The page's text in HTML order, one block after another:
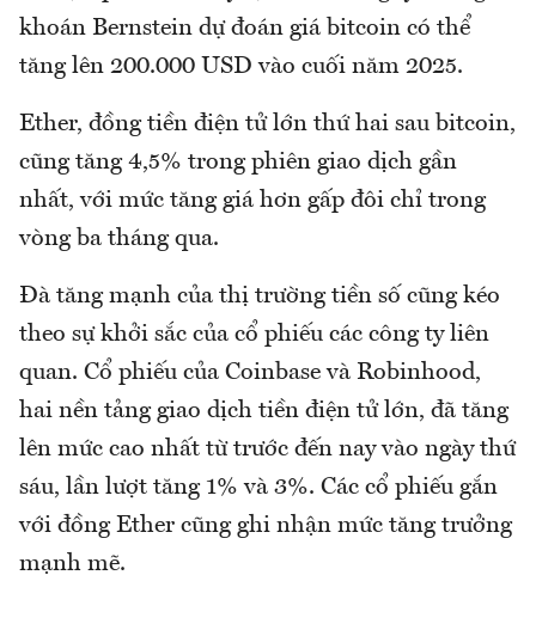
khoán Bernstein dự đoán giá bitcoin có thể
tăng lên 200.000 USD vào cuối năm 2025.
Ether, đồng tiền điện tử lớn thứ hai sau bitcoin,
cũng tăng 4,5% trong phiên giao dịch gần
nhất, với mức tăng giá hơn gấp đôi chỉ trong
vòng ba tháng qua.
Đà tăng mạnh của thị trường tiền số cũng kéo
theo sự khởi sắc của cổ phiếu các công ty liên
quan. Cổ phiếu của Coinbase và Robinhood,
hai nền tảng giao dịch tiền điện tử lớn, đã tăng
lên mức cao nhất từ trước đến nay vào ngày thứ
sáu, lần lượt tăng 1% và 3%. Các cổ phiếu gắn
với đồng Ether cũng ghi nhận mức tăng trưởng
mạnh mẽ.